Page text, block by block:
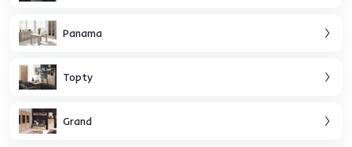
Panama
Topty
Grand